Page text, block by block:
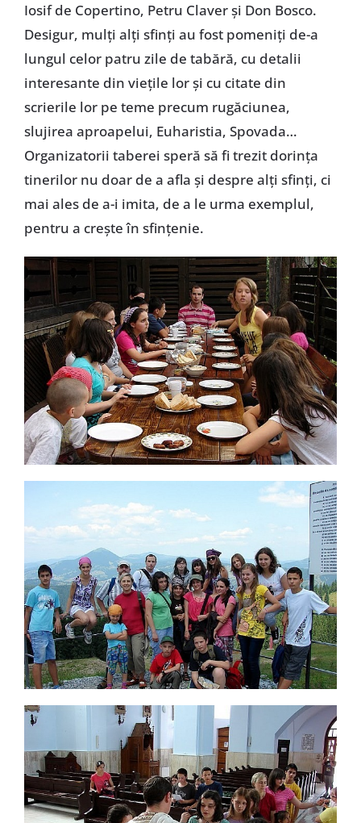
Iosif de Copertino, Petru Claver şi Don Bosco.
Desigur, mulţi alţi sfinţi au fost pomeniţi de-a
lungul celor patru zile de tabără, cu detalii
interesante din vieţile lor şi cu citate din
scrierile lor pe teme precum rugăciunea,
slujirea aproapelui, Euharistia, Spovada…
Organizatorii taberei speră să fi trezit dorinţa
tinerilor nu doar de a afla şi despre alţi sfinţi, ci
mai ales de a-i imita, de a le urma exemplul,
pentru a creşte în sfinţenie.